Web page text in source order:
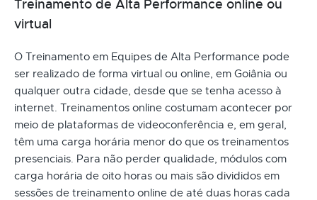
Treinamento de Alta Performance online ou
virtual
O Treinamento em Equipes de Alta Performance pode
ser realizado de forma virtual ou online, em Goiânia ou
qualquer outra cidade, desde que se tenha acesso à
internet. Treinamentos online costumam acontecer por
meio de plataformas de videoconferência e, em geral,
têm uma carga horária menor do que os treinamentos
presenciais. Para não perder qualidade, módulos com
carga horária de oito horas ou mais são divididos em
sessões de treinamento online de até duas horas cada